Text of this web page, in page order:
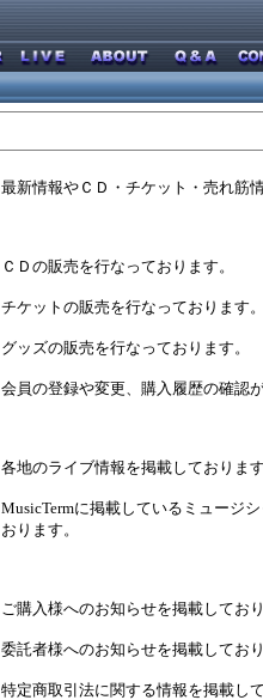
最新情報やＣＤ・チケット・売れ筋
ＣＤの販売を行なっております。
チケットの販売を行なっております。
グッズの販売を行なっております。
会員の登録や変更、購入履歴の確認が
各地のライブ情報を掲載しております
MusicTermに掲載しているミュージ
おります。
ご購入様へのお知らせを掲載しており
委託者様へのお知らせを掲載しており
特定商取引法に関する情報を掲載して